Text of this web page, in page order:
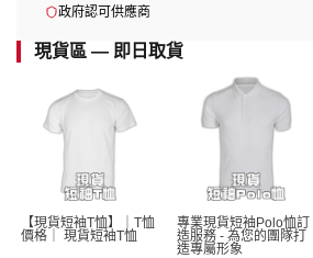
政府認可供應商
現貨區 — 即日取貨
【現貨短袖T恤】｜T恤
價格｜ 現貨短袖T恤
專業現貨短袖Polo恤訂
造服務 - 為您的團隊打
造專屬形象